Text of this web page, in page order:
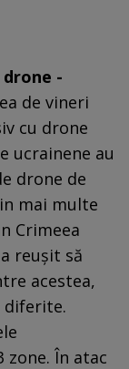
drone -
de vineri
cu drone
ucrainene au
drone de
mai multe
Crimeea
reușit să
acestea,
diferite.
În atac